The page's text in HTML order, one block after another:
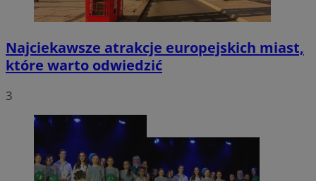
Najciekawsze atrakcje europejskich miast,
które warto odwiedzić
3